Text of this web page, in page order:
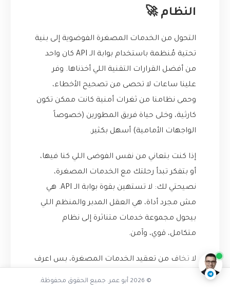
النظام 🚀
التحول من الخدمات المصغرة الفوضوية إلى بنية
تحتية مُنظمة باستخدام بوابة الـ API كان واحد
من أفضل القرارات التقنية اللي أخذناها. وفر
علينا ساعات لا تحصى من تصحيح الأخطاء،
وحمى نظامنا من ثغرات أمنية كانت ممكن تكون
كارثية، وخلى حياة فريق المطورين (خصوصاً
الواجهات الأمامية) أسهل بكثير.
إذا كنت بتعاني من نفس الفوضى اللي كنا فيها،
أو بتفكر تبدأ رحلتك مع الخدمات المصغرة،
نصيحتي لك: لا تستهين بقوة بوابة الـ API. هي
مش مجرد أداة، هي العقل المدبر والمنظم اللي
بيحول مجموعة خدمات متناثرة إلى نظام
متكامل، قوي، وآمن.
لا تخاف من تعقيد الخدمات المصغرة، بس اعرف
ما هي بوابة الـ API
ناقشنا على تليجرام @AbuOmarTech_bot
© 2026 أبو عمر. جميع الحقوق محفوظة.